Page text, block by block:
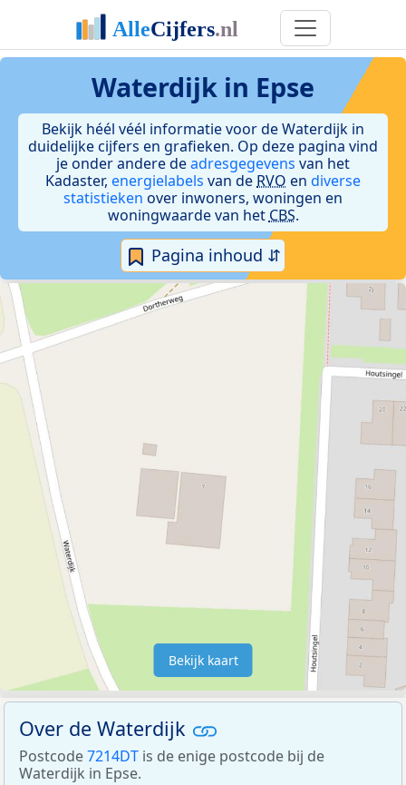
Waterdijk in Epse
Bekijk héél véél informatie voor de Waterdijk in
duidelijke cijfers en grafieken. Op deze pagina vind
je onder andere deadresgegevens van het
Kadaster, energielabels van de RVO en diverse
statistieken over inwoners, woningen en
woningwaarde van het CBS.
Pagina inhoud ⇵
Bekijk kaart
Over de Waterdijk
Postcode7214DT is de enige postcode bij de
Waterdijk in Epse.